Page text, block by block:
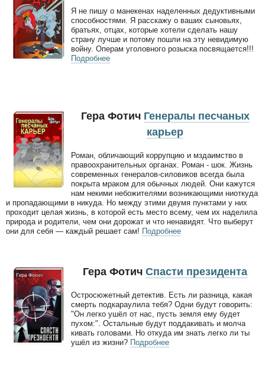
Я не пишу о манекенах наделенных дедуктивными
способностями. Я расскажу о ваших сыновьях,
братьях, отцах, которые хотели сделать нашу
страну лучше и потому пошли на эту невидимую
войну. Операм уголовного розыска посвящается!!!
Подробнее
Гера Фотич Генералы песчаных
карьер
Роман, обличающий коррупцию и мздаимство в
правоохранительных органах. Роман - шок. Жизнь
современных генералов-силовиков всегда была
покрыта мраком для обычных людей. Они кажутся
нам некими небожителями возникающими ниоткуда
и пропадающими в никуда. Но между этими двумя пунктами у них
проходит целая жизнь, в которой есть место всему, чем их наделила
природа и родители, чем они дорожат и что ненавидят. Что выберут
они для себя — каждый решает сам! Подробнее
Гера Фотич Спасти президента
Остросюжетный детектив. Есть ли разница, какая
смерть подкараулила тебя? Одни будут говорить:
"Он легко ушёл от нас, пусть земля ему будет
пухом:". Остальные будут поддакивать и молча
кивать головами. Но откуда им знать легко ли ты
ушёл из жизни? Подробнее